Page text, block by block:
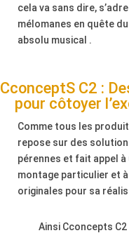
cela va sans dire,
mélomanes en quête du
absolu musical .
CconceptS C2 :
pour côtoyer
Comme tous les
repose sur des
pérennes et fait appel à
montage particulier et
originales pour sa
Ainsi Cconcepts C2